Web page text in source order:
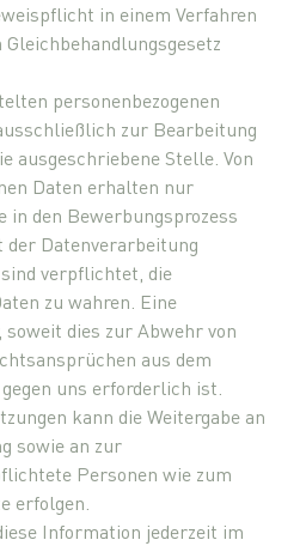
in einem Verfahren
personenbezogenen
zur Bearbeitung
ausgeschriebene Stelle. Von
Daten erhalten nur
in den Bewerbungsprozess
Datenverarbeitung
verpflichtet, die
zu wahren. Eine
dies zur Abwehr von
aus dem
uns erforderlich ist.
kann die Weitergabe an
sowie an zur
Personen wie zum
erfolgen.
Information jederzeit im